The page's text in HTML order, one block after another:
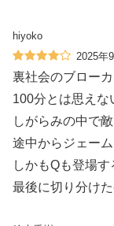
hiyoko
2025年
裏社会のブローカ
100分とは思えな
しがらみの中で
途中からジェー
しかもQも登場す
最後に切り分け